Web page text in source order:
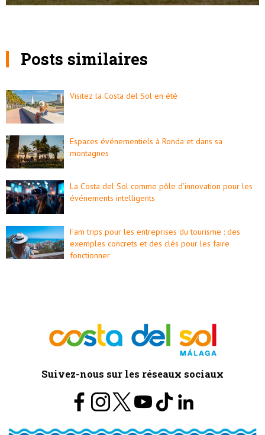
Posts similaires
Visitez la Costa del Sol en été
Espaces événementiels à Ronda et dans sa
montagnes
La Costa del Sol comme pôle d’innovation pour les
événements intelligents
Fam trips pour les entreprises du tourisme : des
exemples concrets et des clés pour les faire
fonctionner
Suivez-nous sur les réseaux sociaux